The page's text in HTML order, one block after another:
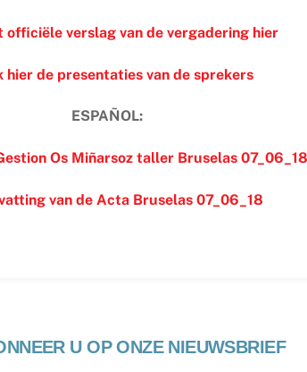
officiële verslag van de vergadering hier
hier de presentaties van de sprekers
ESPAÑOL:
Os Miñarsoz taller Bruselas 07_06_18
van de Acta Bruselas 07_06_18
U OP ONZE NIEUWSBRIEF